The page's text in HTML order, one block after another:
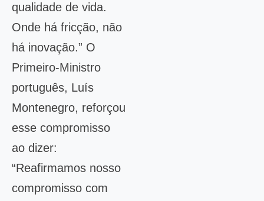
qualidade de vida.
Onde há fricção, não
há inovação.” O
Primeiro-Ministro
português, Luís
Montenegro, reforçou
esse compromisso
ao dizer:
“Reafirmamos nosso
compromisso com